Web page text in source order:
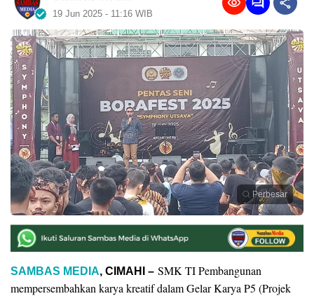
19 Jun 2025 - 11:16 WIB
Perbesar
SAMBAS MEDIA, CIMAHI – SMK TI Pembangunan
mempersembahkan karya kreatif dalam Gelar Karya P5 (Projek